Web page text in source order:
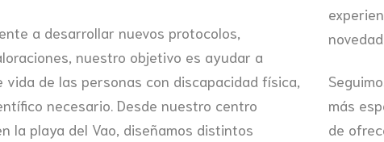
a desarrollar nuevos protocolos,
nuestro objetivo es ayudar a
vida de las personas con discapacidad física,
necesario. Desde nuestro centro
la playa del Vao, diseñamos distintos
más
de